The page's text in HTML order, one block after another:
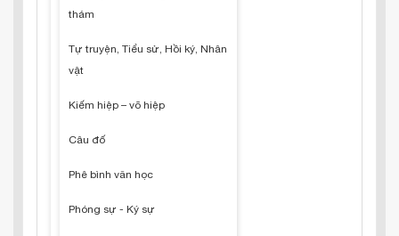
thám
Tự truyện, Tiểu sử, Hồi ký, Nhân
vật
Kiếm hiệp – võ hiệp
Câu đố
Phê bình văn học
Phóng sự - Ký sự